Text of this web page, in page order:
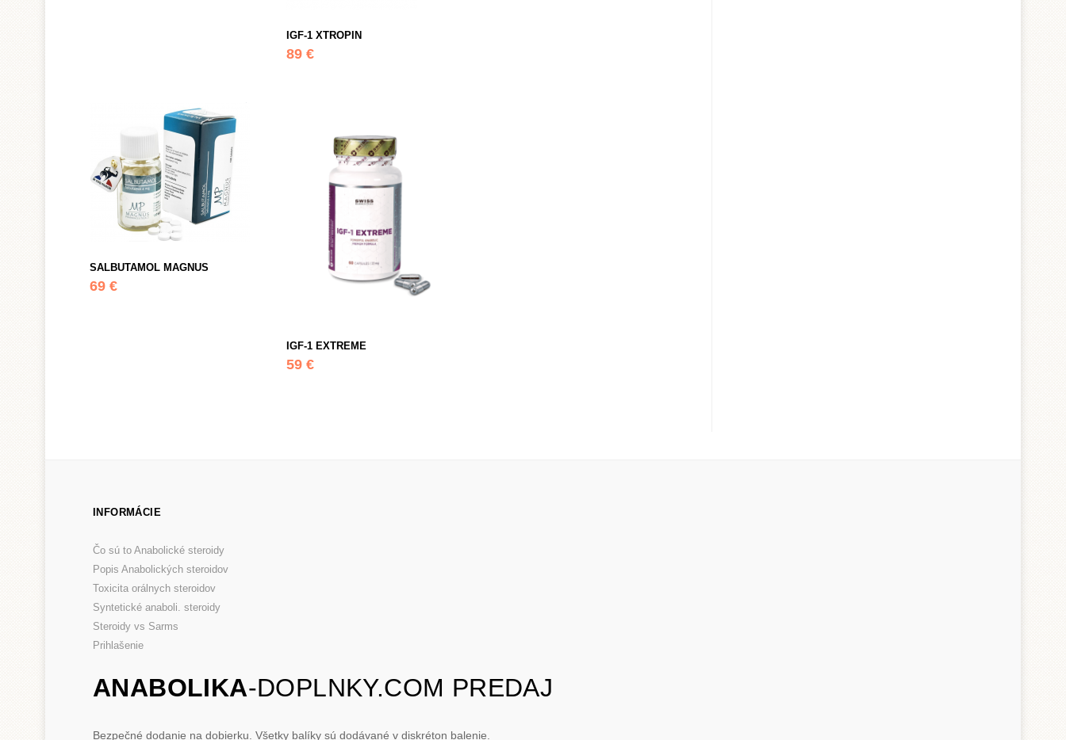
IGF-1 XTROPIN
89 €
SALBUTAMOL MAGNUS
69 €
IGF-1 EXTREME
59 €
INFORMÁCIE
Čo sú to Anabolické steroidy
Popis Anabolických steroidov
Toxicita orálnych steroidov
Syntetické anaboli. steroidy
Steroidy vs Sarms
Prihlašenie
ANABOLIKA-DOPLNKY.COM PREDAJ
Bezpečné dodanie na dobierku. Všetky balíky sú dodávané v diskréton balenie.